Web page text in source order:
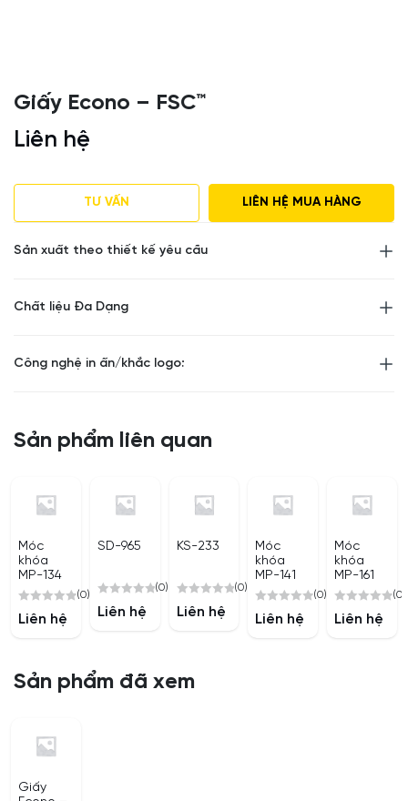
Giấy Econo – FSC™
Liên hệ
TƯ VẤN LIÊN HỆ MUA HÀNG
Sản xuất theo thiết kế yêu cầu
Chất liệu Đa Dạng
Công nghệ in ấn/khắc logo:
Sản phẩm liên quan
Móc
khóa
MP-134
0
(0)
Liên hệ
SD-965
0
(0)
Liên hệ
KS-233
0
(0)
Liên hệ
Móc
khóa
MP-141
0
(0)
Liên hệ
Móc
khóa
MP-161
0
(0)
Liên hệ
Sản phẩm đã xem
Giấy